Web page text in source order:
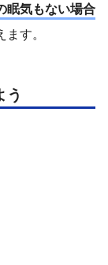
眠気もない場合
ます。
う